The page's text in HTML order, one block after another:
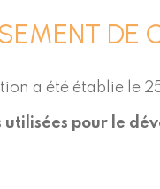
DE
a été établie le
utilisées pour le